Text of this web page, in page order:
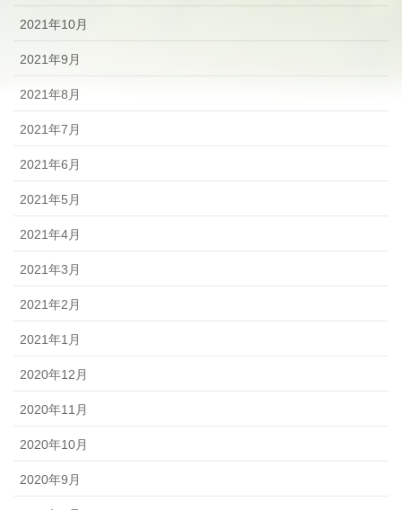
2021年10月
2021年9月
2021年8月
2021年7月
2021年6月
2021年5月
2021年4月
2021年3月
2021年2月
2021年1月
2020年12月
2020年11月
2020年10月
2020年9月